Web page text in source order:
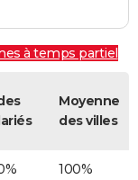
à temps partiel
Moyenne
des villes
100%